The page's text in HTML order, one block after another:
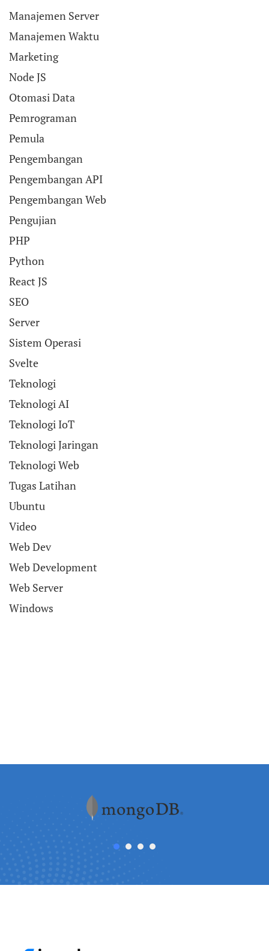
Manajemen Server
Manajemen Waktu
Marketing
Node JS
Otomasi Data
Pemrograman
Pemula
Pengembangan
Pengembangan API
Pengembangan Web
Pengujian
PHP
Python
React JS
SEO
Server
Sistem Operasi
Svelte
Teknologi
Teknologi AI
Teknologi IoT
Teknologi Jaringan
Teknologi Web
Tugas Latihan
Ubuntu
Video
Web Dev
Web Development
Web Server
Windows